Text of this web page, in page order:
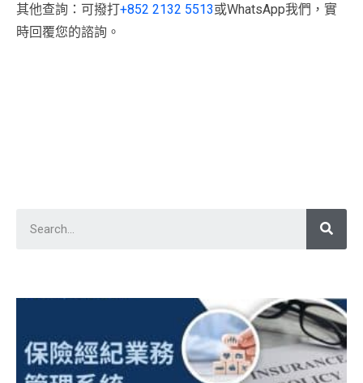
其他查詢：可撥打+852 2132 5513或WhatsApp我們，實
時回覆您的諮詢。